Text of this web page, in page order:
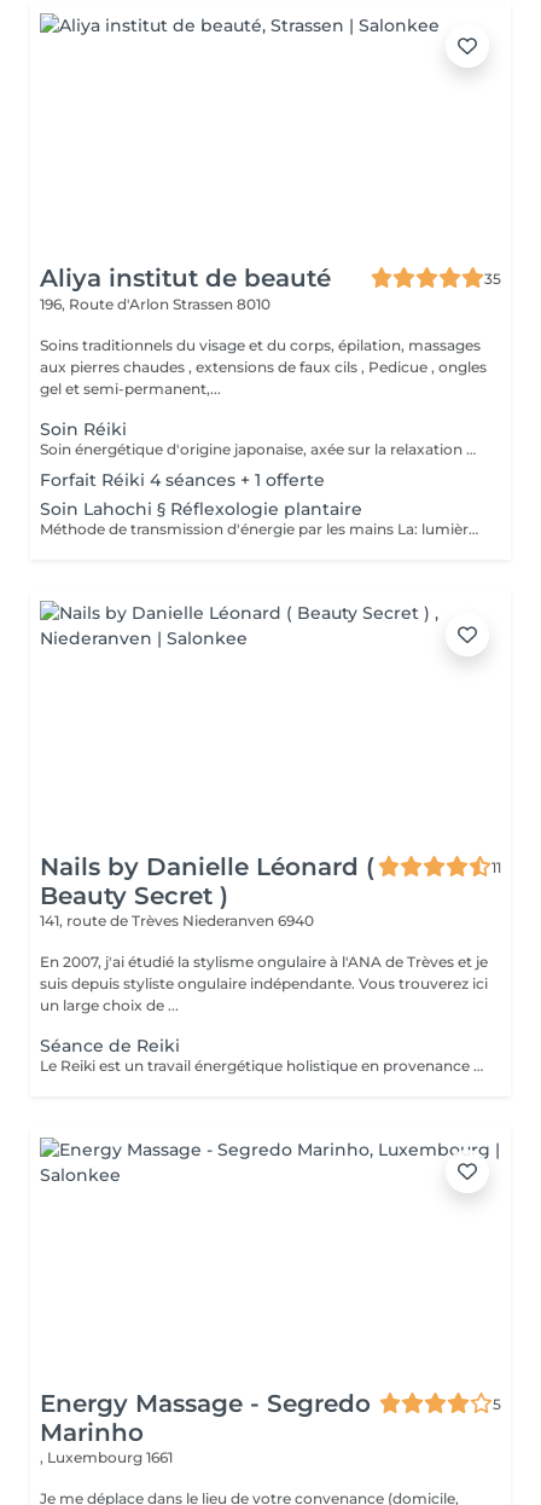
Aliya institut de beauté
35
196, Route d'Arlon Strassen 8010
Soins traditionnels du visage et du corps, épilation, massages
aux pierres chaudes , extensions de faux cils , Pedicue , ongles
gel et semi-permanent,...
Soin Réiki
Soin énergétique d'origine japonaise, axée sur la relaxation et l'harmonisation du corps et de l'esprit. REI: universel KI: énergie vital Le praticien pose doucement les mains sur les différentes zones , il n'y a pas de manipulation ou de pression. Effets: -Réduction du stress et de l'anxiété -Sensation de calme et de lâcher prise -Aide à apaiser le mental -favorise l'endormissement -Aide à relâcher les tensions émotionnelles le réiki est une pratique douce qui vise surtout : -la détente -l'équilibre émotionnel -le bien-être global A faire seul ou en cure de 4 séances
Forfait Réiki 4 séances + 1 offerte
Soin Lahochi § Réflexologie plantaire
Méthode de transmission d'énergie par les mains La: lumière, amour HO: mouvement de l'énergie CHI: energie vitale Effets: -Diminue le stress -Procure un calme profond et durable -Aide à harmoniser le corps et l'esprit - Energie retrouvée - Favorise le lâcher-prise -Harmonisation des Chakras Couplé à la réflexologie plantaire c'est un soin qui apporte une relaxation complète et durable alliant les bienfaits du soin énergétique et ceux de la réflexologie . A faire seul ou en cure de 4 séances "Détente absolue "
Nails by Danielle Léonard (
Beauty Secret )
11
141, route de Trèves Niederanven 6940
En 2007, j'ai étudié la stylisme ongulaire à l'ANA de Trèves et je
suis depuis styliste ongulaire indépendante. Vous trouverez ici
un large choix de ...
Séance de Reiki
Le Reiki est un travail énergétique holistique en provenance du Japon. Par l'imposition des mains, le flux d'énergie dans le corps est harmonisé et les capacités d'auto-guérison sont activées.
Energy Massage - Segredo
Marinho
5
, Luxembourg 1661
Je me déplace dans le lieu de votre convenance (domicile,